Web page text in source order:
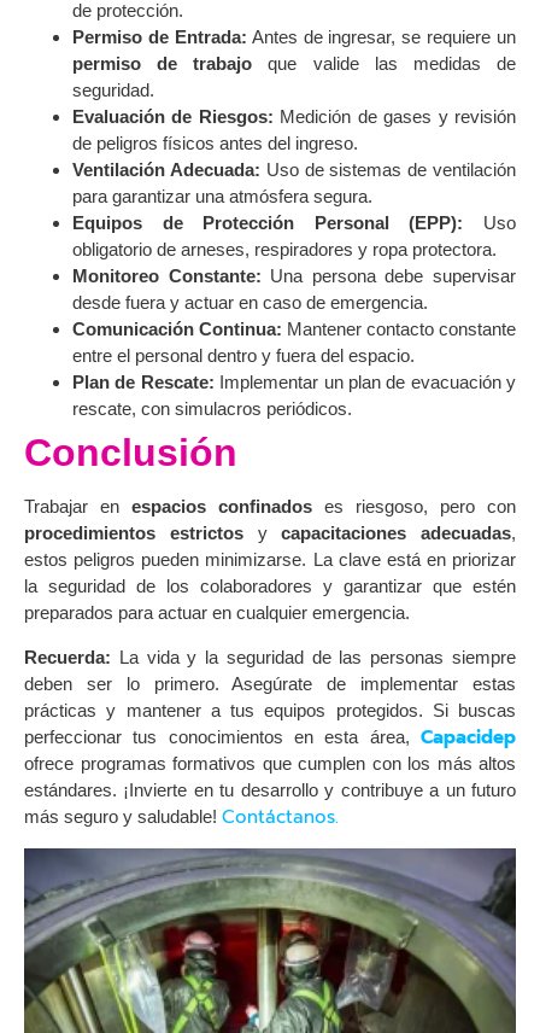
de protección.
Permiso de Entrada: Antes de ingresar, se requiere un
permiso de trabajo que valide las medidas de
seguridad.
Evaluación de Riesgos: Medición de gases y revisión
de peligros físicos antes del ingreso.
Ventilación Adecuada: Uso de sistemas de ventilación
para garantizar una atmósfera segura.
Equipos de Protección Personal (EPP): Uso
obligatorio de arneses, respiradores y ropa protectora.
Monitoreo Constante: Una persona debe supervisar
desde fuera y actuar en caso de emergencia.
Comunicación Continua: Mantener contacto constante
entre el personal dentro y fuera del espacio.
Plan de Rescate: Implementar un plan de evacuación y
rescate, con simulacros periódicos.
Conclusión
Trabajar en espacios confinados es riesgoso, pero con
procedimientos estrictosycapacitaciones adecuadas,
estos peligros pueden minimizarse. La clave está en priorizar
la seguridad de los colaboradores y garantizar que estén
preparados para actuar en cualquier emergencia.
Recuerda: La vida y la seguridad de las personas siempre
deben ser lo primero. Asegúrate de implementar estas
prácticas y mantener a tus equipos protegidos. Si buscas
perfeccionar tus conocimientos en esta área, Capacidep
ofrece programas formativos que cumplen con los más altos
estándares. ¡Invierte en tu desarrollo y contribuye a un futuro
más seguro y saludable! Contáctanos.